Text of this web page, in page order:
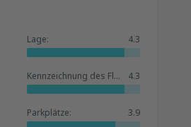
Lage: 4.3
Kennzeichnung des Flughafens: 4.3
Parkplätze: 3.9